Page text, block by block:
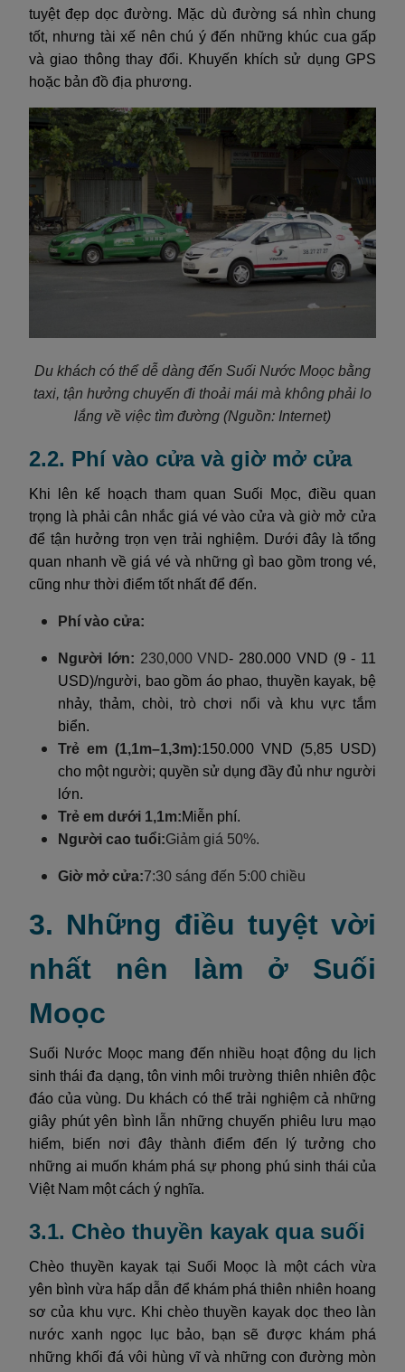
tuyệt đẹp dọc đường. Mặc dù đường sá nhìn chung
tốt, nhưng tài xế nên chú ý đến những khúc cua gấp
và giao thông thay đổi. Khuyến khích sử dụng GPS
hoặc bản đồ địa phương.
Du khách có thể dễ dàng đến Suối Nước Moọc bằng
taxi, tận hưởng chuyến đi thoải mái mà không phải lo
lắng về việc tìm đường (Nguồn: Internet)
2.2. Phí vào cửa và giờ mở cửa
Khi lên kế hoạch tham quan Suối Mọc, điều quan
trọng là phải cân nhắc giá vé vào cửa và giờ mở cửa
để tận hưởng trọn vẹn trải nghiệm. Dưới đây là tổng
quan nhanh về giá vé và những gì bao gồm trong vé,
cũng như thời điểm tốt nhất để đến.
Phí vào cửa:
Người lớn: 230,000 VND- 280.000 VND (9 - 11
USD)/người, bao gồm áo phao, thuyền kayak, bệ
nhảy, thảm, chòi, trò chơi nổi và khu vực tắm
biển.
Trẻ em (1,1m–1,3m):150.000 VND (5,85 USD)
cho một người; quyền sử dụng đầy đủ như người
lớn.
Trẻ em dưới 1,1m:Miễn phí.
Người cao tuổi:Giảm giá 50%.
Giờ mở cửa:7:30 sáng đến 5:00 chiều
3. Những điều tuyệt vời
nhất nên làm ở Suối
Moọc
Suối Nước Moọc mang đến nhiều hoạt động du lịch
sinh thái đa dạng, tôn vinh môi trường thiên nhiên độc
đáo của vùng. Du khách có thể trải nghiệm cả những
giây phút yên bình lẫn những chuyến phiêu lưu mạo
hiểm, biến nơi đây thành điểm đến lý tưởng cho
những ai muốn khám phá sự phong phú sinh thái của
Việt Nam một cách ý nghĩa.
3.1. Chèo thuyền kayak qua suối
Chèo thuyền kayak tại Suối Moọc là một cách vừa
yên bình vừa hấp dẫn để khám phá thiên nhiên hoang
sơ của khu vực. Khi chèo thuyền kayak dọc theo làn
nước xanh ngọc lục bảo, bạn sẽ được khám phá
những khối đá vôi hùng vĩ và những con đường mòn